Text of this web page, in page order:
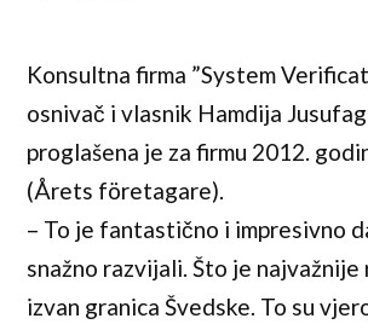
Konsultna firma ”System
osnivač i vlasnik Hamdija
proglašena je za firmu 2012.
(Årets företagare).
– To je fantastično i impresivno
snažno razvijali. Što je najvažnije
izvan granica Švedske. To su